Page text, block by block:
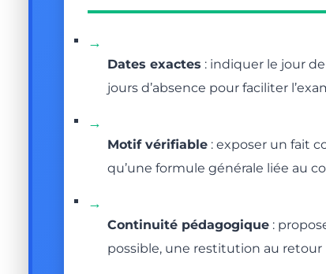
→
Dates exactes : indiquer le jour
jours d’absence pour faciliter
→
Motif vérifiable : exposer un fait
qu’une formule générale liée au
→
Continuité pédagogique :
possible, une restitution au retour